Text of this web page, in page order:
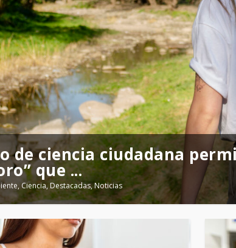
nanotecnología, un
,Destacadas,Noticias,Salud
de ciencia ciudadana
que ...
,Ciencia,Destacadas,Noticias